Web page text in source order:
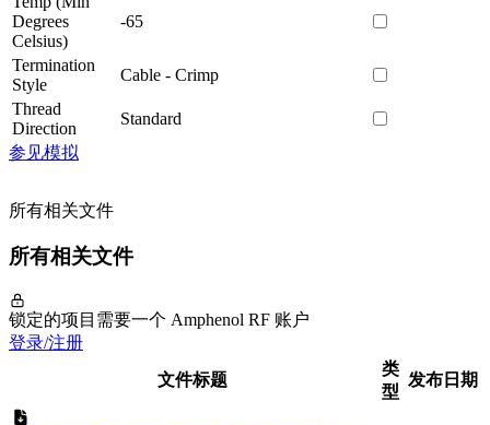
Degrees
Celsius)
-65
Termination
Style
Cable - Crimp
Thread
Direction
Standard
参见模拟
所有相关文件
所有相关文件
锁定的项目需要一个 Amphenol RF 账户
登录/注册
文件标题
类
型
发布日期